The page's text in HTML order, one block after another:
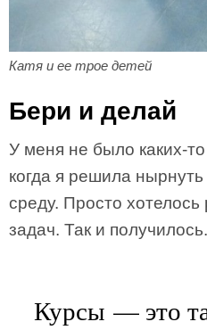
Катя и ее трое детей
Бери и делай
У меня не было каких-
когда я решила
среду. Просто хотелось
задач. Так и получилось.
Курсы — это